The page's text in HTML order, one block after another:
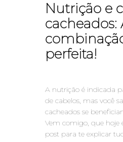
Nutrição e
cacheados:
perfeita!
A nutrição é indicada
de cabelos, mas você
cacheados se
Vem comigo, que hoje
post para te explicar